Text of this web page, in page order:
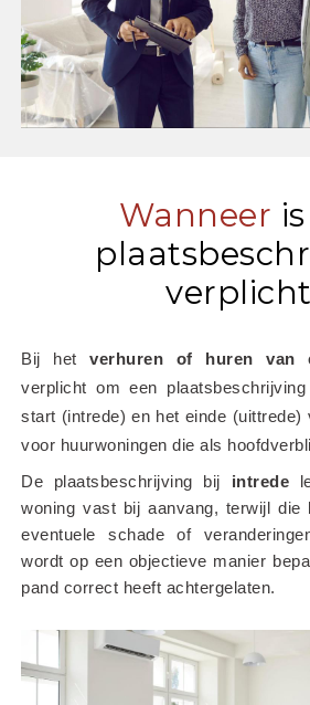
Wanneer
Bij het verhuren of huren van
verplicht om een
start (intrede) en het einde (uittrede)
voor huurwoningen die als
De plaatsbeschrijving bij intrede
woning vast bij aanvang, terwijl die
eventuele schade of
wordt op een objectieve manier
pand correct heeft achtergelaten.